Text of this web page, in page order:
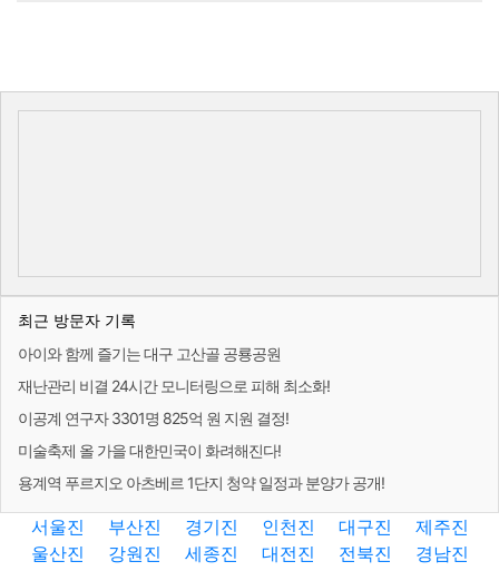
최근 방문자 기록
아이와 함께 즐기는 대구 고산골 공룡공원
재난관리 비결 24시간 모니터링으로 피해 최소화!
이공계 연구자 3301명 825억 원 지원 결정!
미술축제 올 가을 대한민국이 화려해진다!
용계역 푸르지오 아츠베르 1단지 청약 일정과 분양가 공개!
서울진 부산진 경기진 인천진 대구진
제주진
울산진
강원진 세종진 대전진 전북진
경남진